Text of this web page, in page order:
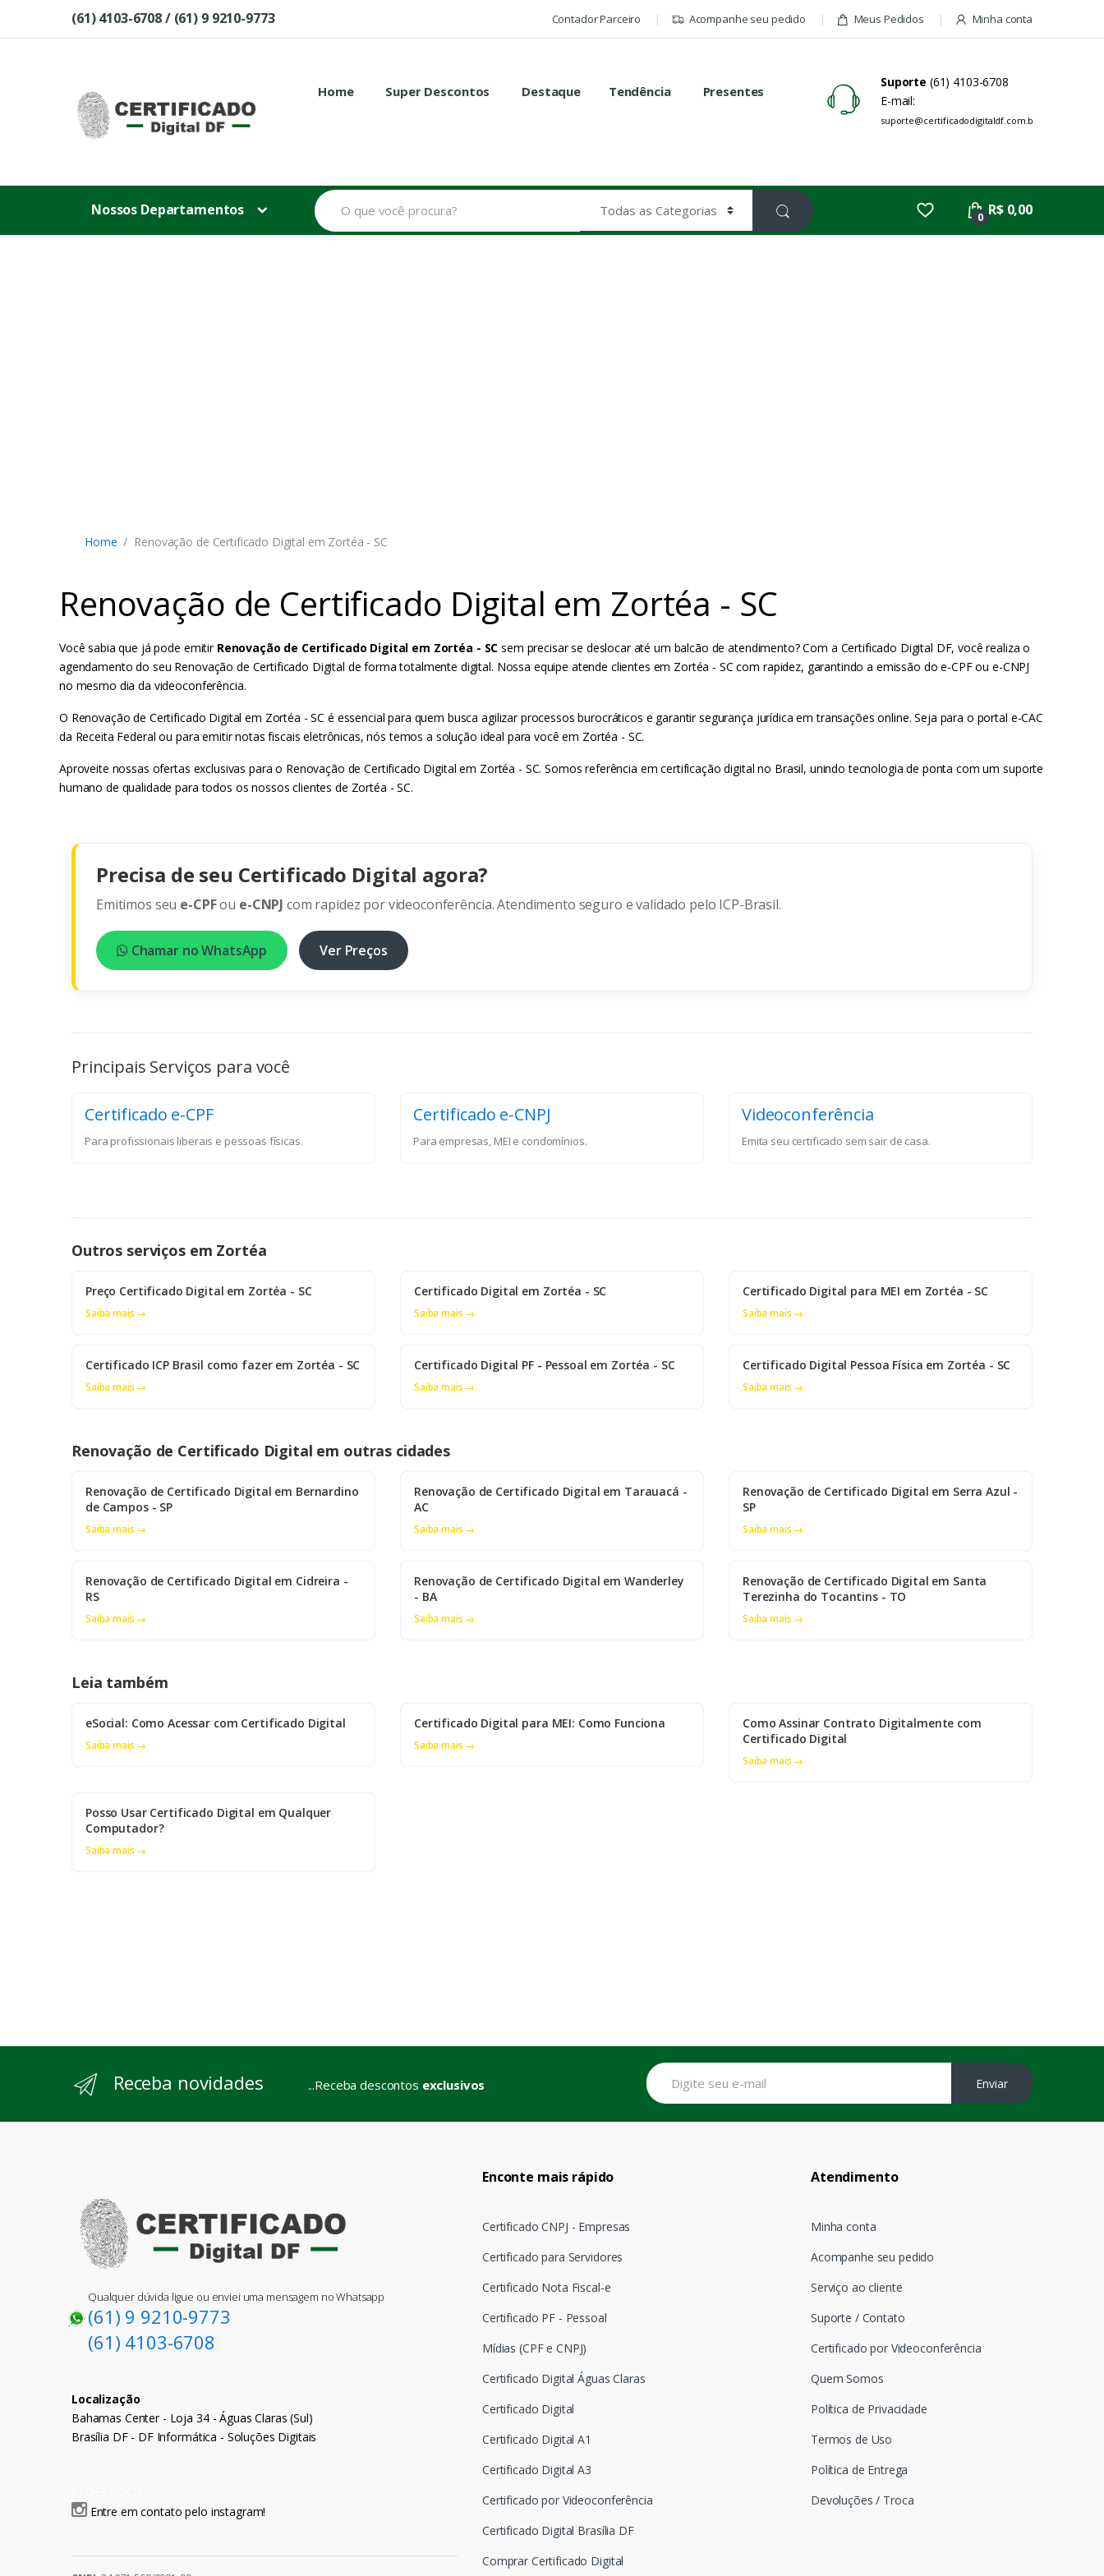
Skip to navigation
Skip to content(61) 4103-6708 / (61) 9 9210-9773 Contador Parceiro Acompanhe seu pedido Meus Pedidos Minha conta
Home Super Descontos Destaque Tendência Presentes
Suporte (61) 4103-6708
E-mail:
suporte@certificadodigitaldf.com.br
Nossos Departamentos
B
u
s
0 R$ 0,00
Home Renovação de Certificado Digital em Zortéa - SC
Renovação de Certificado Digital em Zortéa - SC
Você sabia que já pode emitir Renovação de Certificado Digital em Zortéa - SC sem precisar se deslocar até um balcão de atendimento? Com a Certificado Digital DF, você realiza o
agendamento do seu Renovação de Certificado Digital de forma totalmente digital. Nossa equipe atende clientes em Zortéa - SC com rapidez, garantindo a emissão do e-CPF ou e-CNPJ
no mesmo dia da videoconferência.
O Renovação de Certificado Digital em Zortéa - SC é essencial para quem busca agilizar processos burocráticos e garantir segurança jurídica em transações online. Seja para o portal e-CAC
da Receita Federal ou para emitir notas fiscais eletrônicas, nós temos a solução ideal para você em Zortéa - SC.
Aproveite nossas ofertas exclusivas para o Renovação de Certificado Digital em Zortéa - SC. Somos referência em certificação digital no Brasil, unindo tecnologia de ponta com um suporte
humano de qualidade para todos os nossos clientes de Zortéa - SC.
Precisa de seu Certificado Digital agora?
Emitimos seu e-CPFou e-CNPJ com rapidez por videoconferência. Atendimento seguro e validado pelo ICP-Brasil.
Chamar no WhatsApp Ver Preços
Principais Serviços para você
Certificado e-CPF
Para profissionais liberais e pessoas físicas.
Certificado e-CNPJ
Para empresas, MEI e condomínios.
Videoconferência
Emita seu certificado sem sair de casa.
Outros serviços em Zortéa
Preço Certificado Digital em Zortéa - SC
Saiba mais →
Certificado Digital em Zortéa - SC
Saiba mais →
Certificado Digital para MEI em Zortéa - SC
Saiba mais →
Certificado ICP Brasil como fazer em Zortéa - SC
Saiba mais →
Certificado Digital PF - Pessoal em Zortéa - SC
Saiba mais →
Certificado Digital Pessoa Física em Zortéa - SC
Saiba mais →
Renovação de Certificado Digital em outras cidades
Renovação de Certificado Digital em Bernardino
de Campos - SP
Saiba mais →
Renovação de Certificado Digital em Tarauacá -
AC
Saiba mais →
Renovação de Certificado Digital em Serra Azul -
SP
Saiba mais →
Renovação de Certificado Digital em Cidreira -
RS
Saiba mais →
Renovação de Certificado Digital em Wanderley
- BA
Saiba mais →
Renovação de Certificado Digital em Santa
Terezinha do Tocantins - TO
Saiba mais →
Leia também
eSocial: Como Acessar com Certificado Digital
Saiba mais →
Certificado Digital para MEI: Como Funciona
Saiba mais →
Como Assinar Contrato Digitalmente com
Certificado Digital
Saiba mais →
Posso Usar Certificado Digital em Qualquer
Computador?
Saiba mais →
Receba novidades ...Receba descontos exclusivos Enviar
Enconte mais rápido
Certificado CNPJ - Empresas
Certificado para Servidores
Certificado Nota Fiscal-e
Certificado PF - Pessoal
Mídias (CPF e CNPJ)
Certificado Digital Águas Claras
Certificado Digital
Certificado Digital A1
Certificado Digital A3
Certificado por Videoconferência
Certificado Digital Brasília DF
Comprar Certificado Digital
Atendimento
Minha conta
Acompanhe seu pedido
Serviço ao cliente
Suporte / Contato
Certificado por Videoconferência
Quem Somos
Política de Privacidade
Termos de Uso
Política de Entrega
Devoluções / Troca
Qualquer dúvida ligue ou enviei uma mensagem no Whatsapp
(61) 9 9210-9773
(61) 4103-6708
Localização
Bahamas Center - Loja 34 - Águas Claras (Sul)
Brasília DF - DF Informática - Soluções Digitais
Entre em contato pelo instagram!